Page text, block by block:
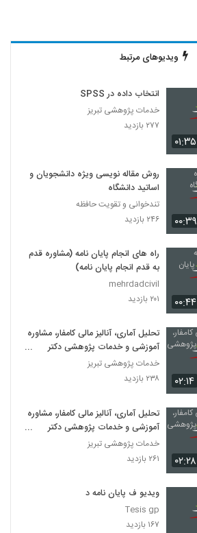
ویدیوهای مرتبط
۰۱:۳۵
انتخاب داده در SPSS
خدمات پژوهشی تبریز
۲۷۷ بازدید
۰۰:۳۹
روش مقاله نویسی ویژه دانشجویان و
اساتید دانشگاه
تندخوانی و تقویت حافظه
۲۴۶ بازدید
۰۰:۴۴
راه های انجام پایان نامه (مشاوره قدم
به قدم انجام پایان نامه)
mehrdadcivil
۲۰۱ بازدید
۰۲:۱۴
تحلیل آماری، آنالیز مالی کامفار، مشاوره
آموزشی و خدمات پژوهشی دکتر
شهنوازی
خدمات پژوهشی تبریز
۲۳۸ بازدید
۰۲:۲۸
تحلیل آماری، آنالیز مالی کامفار، مشاوره
آموزشی و خدمات پژوهشی دکتر
شهنوازی
خدمات پژوهشی تبریز
۲۶۱ بازدید
ویدیو ف پایان نامه د
Tesis gp
۱۶۷ بازدید